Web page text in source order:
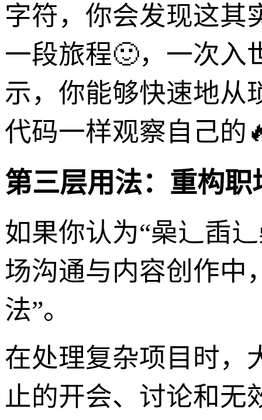
字符，你会发现这其
一段旅程🙂，一次入
示，你能够快速地从
代码一样观察自己的
第三层用法：重构
如果你认为“喿辶臿
场沟通与内容创作中
法”。
在处理复杂项目时
止的开会、讨论和无